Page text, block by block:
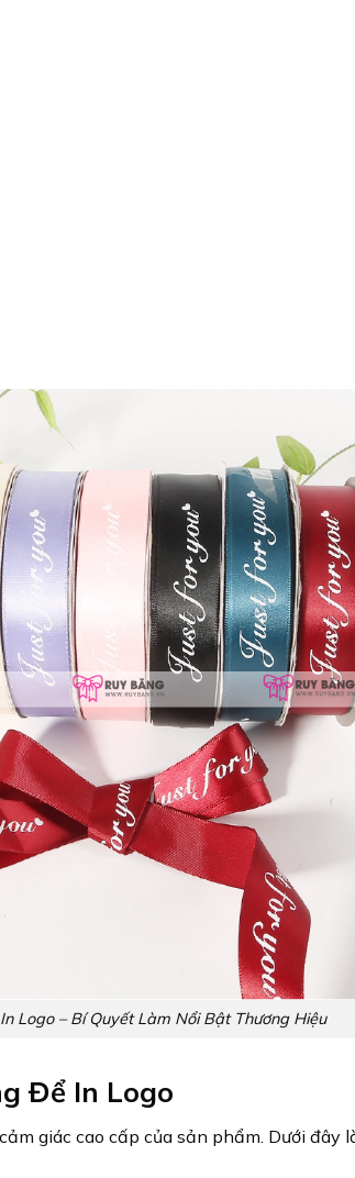
Logo – Bí Quyết Làm Nổi Bật Thương Hiệu
Để In Logo
giác cao cấp của sản phẩm. Dưới đây